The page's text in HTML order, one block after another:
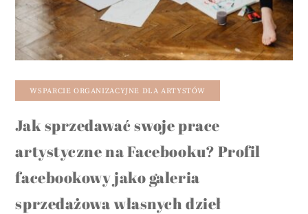
WSPARCIE ORGANIZACYJNE DLA ARTYSTÓW
Jak sprzedawać swoje prace
artystyczne na Facebooku? Profil
facebookowy jako galeria
sprzedażowa własnych dzieł